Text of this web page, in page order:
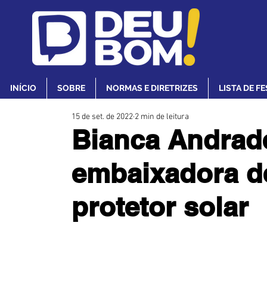
INÍCIO SOBRE NORMAS E DIRETRIZES LISTA DE
Bianca
embaixadora
protetor solar
15 de set. de 2022 2 min de leitura